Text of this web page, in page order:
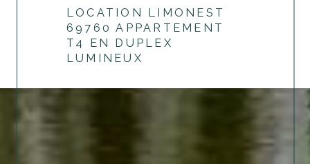
LOCATION LIMONEST
69760 APPARTEMENT
T4 EN DUPLEX
LUMINEUX